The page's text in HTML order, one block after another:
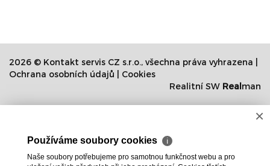
2026 © Kontakt servis CZ s.r.o., všechna práva vyhrazena |
Ochrana osobních údajů
Cookies
Realitní SW Realman
×
Používáme soubory cookies ℹ
Naše soubory potřebujeme pro samotnou funkčnost webu a pro